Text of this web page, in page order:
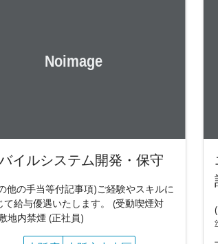
イルシステム開発・保守
他の手当等付記事項)ご経験やスキルに
て給与優遇いたします。 (受動喫煙対
地内禁煙 (正社員)